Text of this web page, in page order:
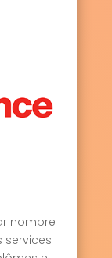
nombre
services